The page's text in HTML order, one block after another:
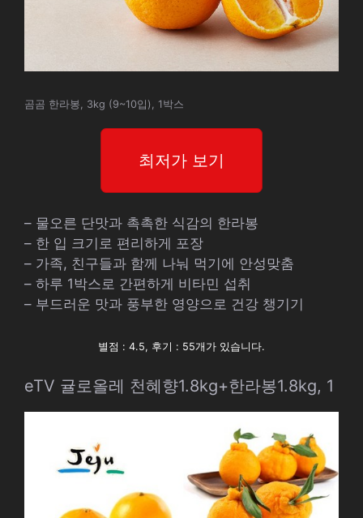
곰곰 한라봉, 3kg (9~10입), 1박스
최저가 보기
– 물오른 단맛과 촉촉한 식감의 한라봉
– 한 입 크기로 편리하게 포장
– 가족, 친구들과 함께 나눠 먹기에 안성맞춤
– 하루 1박스로 간편하게 비타민 섭취
– 부드러운 맛과 풍부한 영양으로 건강 챙기기
별점 : 4.5, 후기 : 55개가 있습니다.
eTV 귤로올레 천혜향1.8kg+한라봉1.8kg, 1